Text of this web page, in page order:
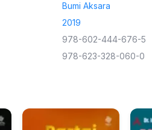
Bumi Aksara
2019
978-602-444-676-5
978-623-328-060-0